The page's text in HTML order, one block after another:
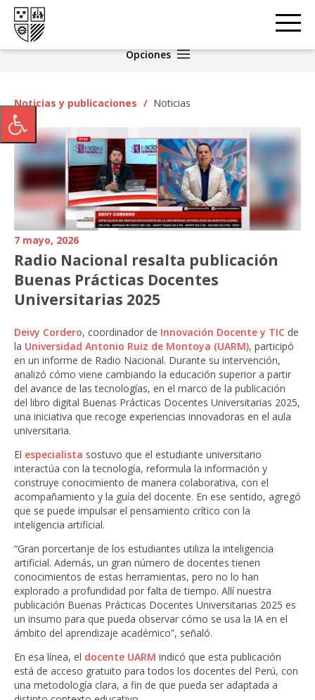
Opciones
Noticias y publicaciones / Noticias
7 mayo, 2026
Radio Nacional resalta publicación
Buenas Prácticas Docentes
Universitarias 2025
Deivy Cordero, coordinador de Innovación Docente y TIC de
la Universidad Antonio Ruiz de Montoya (UARM), participó
en un informe de Radio Nacional. Durante su intervención,
analizó cómo viene cambiando la educación superior a partir
del avance de las tecnologías, en el marco de la publicación
del libro digital Buenas Prácticas Docentes Universitarias 2025,
una iniciativa que recoge experiencias innovadoras en el aula
universitaria.
El especialista sostuvo que el estudiante universitario
interactúa con la tecnología, reformula la información y
construye conocimiento de manera colaborativa, con el
acompañamiento y la guía del docente. En ese sentido, agregó
que se puede impulsar el pensamiento crítico con la
inteligencia artificial.
“Gran porcertanje de los estudiantes utiliza la inteligencia
artificial. Además, un gran número de docentes tienen
conocimientos de estas herramientas, pero no lo han
explorado a profundidad por falta de tiempo. Allí nuestra
publicación Buenas Prácticas Docentes Universitarias 2025 es
un insumo para que pueda observar cómo se usa la IA en el
ámbito del aprendizaje académico”, señaló.
En esa línea, el docente UARM indicó que esta publicación
está de acceso gratuito para todos los docentes del Perú, con
una metodología clara, a fin de que pueda ser adaptada a